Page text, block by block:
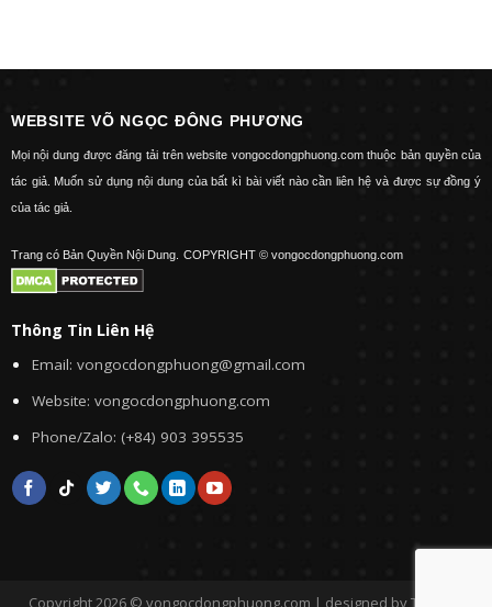
WEBSITE VÕ NGỌC ĐÔNG PHƯƠNG
Mọi nội dung được đăng tải trên website vongocdongphuong.com thuộc bản quyền của
tác giả. Muốn sử dụng nội dung của bất kì bài viết nào cần liên hệ và được sự đồng ý
của tác giả.
Trang có Bản Quyền Nội Dung. COPYRIGHT © vongocdongphuong.com
Thông Tin Liên Hệ
Email: vongocdongphuong@gmail.com
Website: vongocdongphuong.com
Phone/Zalo: (+84) 903 395535
Copyright 2026 © vongocdongphuong.com | designed by Tini&Me